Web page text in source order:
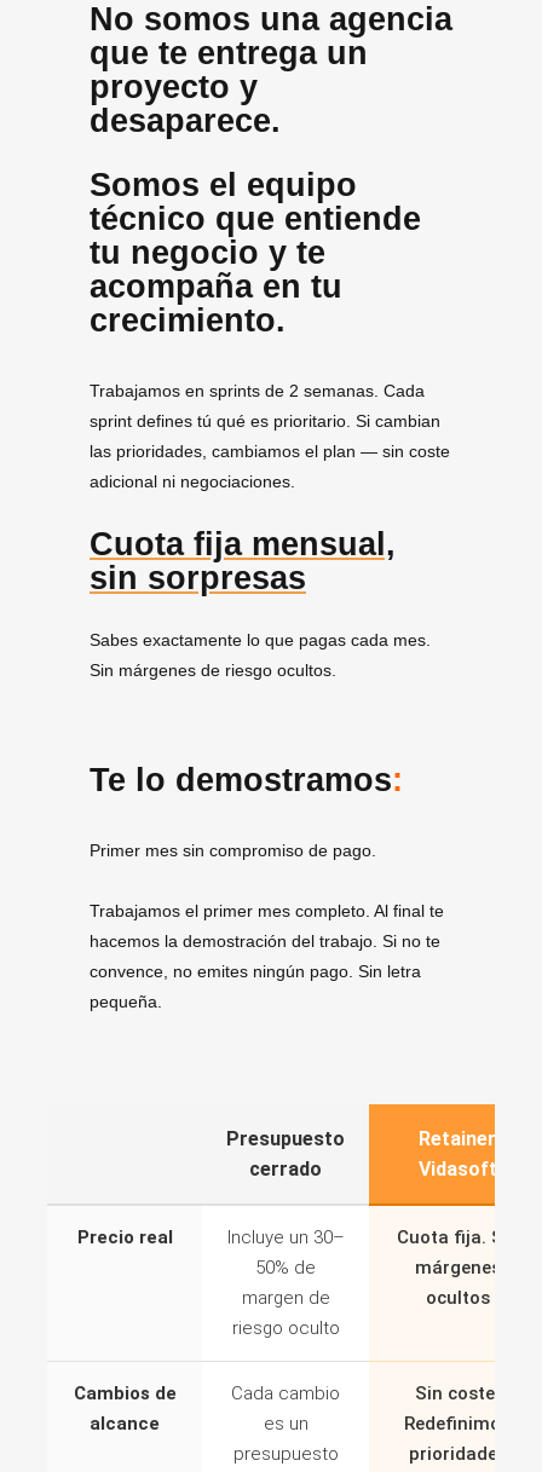
No somos una agencia
que te entrega un
proyecto y
desaparece.
Somos el equipo
técnico que entiende
tu negocio y te
acompaña en tu
crecimiento.
Trabajamos en sprints de 2 semanas. Cada
sprint defines tú qué es prioritario. Si cambian
las prioridades, cambiamos el plan — sin coste
adicional ni negociaciones.
Cuota fija mensual,
sin sorpresas
Sabes exactamente lo que pagas cada mes.
Sin márgenes de riesgo ocultos.
Te lo demostramos:
Primer mes sin compromiso de pago.
Trabajamos el primer mes completo. Al final te
hacemos la demostración del trabajo. Si no te
convence, no emites ningún pago. Sin letra
pequeña.
Presupuesto
cerrado
Retainer
Vidasoft
Precio real
Incluye un 30–
50% de
margen de
riesgo oculto
Cuota fija. Sin
márgenes
ocultos
Cambios de
alcance
Cada cambio
es un
presupuesto
Sin coste.
Redefinimos
prioridades